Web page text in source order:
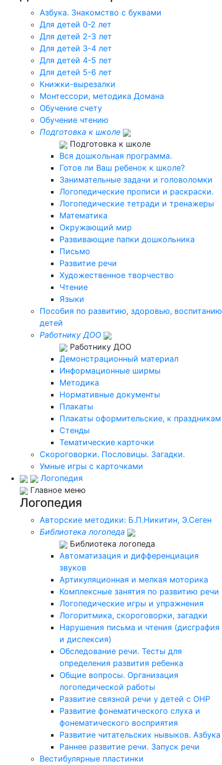
Азбука. Знакомство с буквами
Для детей 0-2 лет
Для детей 2-3 лет
Для детей 3-4 лет
Для детей 4-5 лет
Для детей 5-6 лет
Книжки-вырезалки
Монтессори, методика Домана
Обучение счету
Обучение чтению
Подготовка к школе
Подготовка к школе
Вся дошкольная программа.
Готов ли Ваш ребенок к школе?
Занимательные задачи и головоломки
Логопедические прописи и раскраски.
Логопедические тетради и тренажеры
Математика
Окружающий мир
Развивающие папки дошкольника
Письмо
Развитие речи
Художественное творчество
Чтение
Языки
Пособия по развитию, здоровью, воспитанию
детей
Работнику ДОО
Работнику ДОО
Демонстрационный материал
Информационные ширмы
Методика
Нормативные документы
Плакаты
Плакаты оформительские, к праздникам
Стенды
Тематические карточки
Скороговорки. Пословицы. Загадки.
Умные игры с карточками
Логопедия
Главное меню
Логопедия
Авторские методики: Б.П.Никитин, Э.Сеген
Библиотека логопеда
Библиотека логопеда
Автоматизация и дифференциация
звуков
Артикуляционная и мелкая моторика
Комплексные занятия по развитию речи
Логопедические игры и упражнения
Логоритмика, скороговорки, загадки
Нарушения письма и чтения (дисграфия
и дислексия)
Обследование речи. Тесты для
определения развития ребенка
Общие вопросы. Организация
логопедической работы
Развитие связной речи у детей с ОНР
Развитие фонематического слуха и
фонематического восприятия
Развитие читательских нывыков. Азбука
Раннее развитие речи. Запуск речи
Вестибулярные пластинки